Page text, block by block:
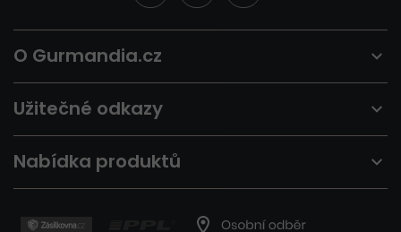
O Gurmandia.cz
Užitečné odkazy
Nabídka produktů